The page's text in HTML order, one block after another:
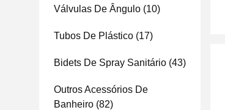
Válvulas De Ângulo (10)
Tubos De Plástico (17)
Bidets De Spray Sanitário (43)
Outros Acessórios De
Banheiro (82)